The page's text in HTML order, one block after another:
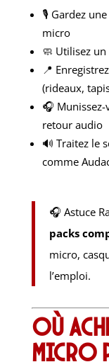
🎙️ Gardez
micro
🧼 Utilisez
📍
(rideaux,
🎧
retour audio
🔊 Traitez le
comme
🎧 Astuce
packs
micro,
l’emploi.
Où
micro